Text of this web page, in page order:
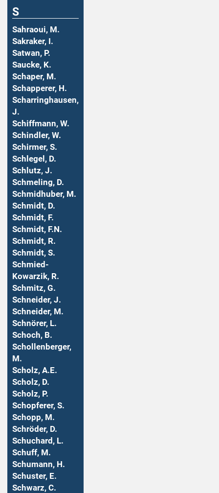
S
Sahraoui, M.
Sakraker, I.
Satwan, P.
Saucke, K.
Schaper, M.
Schapperer, H.
Scharringhausen,
J.
Schiffmann, W.
Schindler, W.
Schirmer, S.
Schlegel, D.
Schlutz, J.
Schmeling, D.
Schmidhuber, M.
Schmidt, D.
Schmidt, F.
Schmidt, F.N.
Schmidt, R.
Schmidt, S.
Schmied-
Kowarzik, R.
Schmitz, G.
Schneider, J.
Schneider, M.
Schnörer, L.
Schoch, B.
Schollenberger,
M.
Scholz, A.E.
Scholz, D.
Scholz, P.
Schopferer, S.
Schopp, M.
Schröder, D.
Schuchard, L.
Schuff, M.
Schumann, H.
Schuster, E.
Schwarz, C.